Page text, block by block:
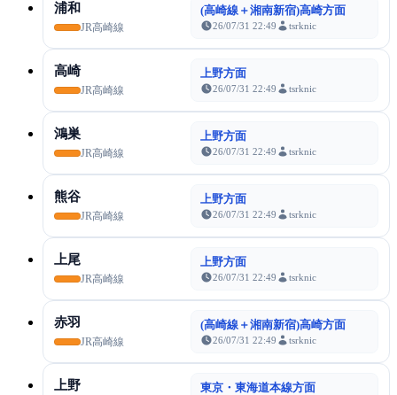
浦和
JR高崎線
(高崎線＋湘南新宿)高崎方面
26/07/31 22:49 tsrknic
高崎
JR高崎線
上野方面
26/07/31 22:49 tsrknic
鴻巣
JR高崎線
上野方面
26/07/31 22:49 tsrknic
熊谷
JR高崎線
上野方面
26/07/31 22:49 tsrknic
上尾
JR高崎線
上野方面
26/07/31 22:49 tsrknic
赤羽
JR高崎線
(高崎線＋湘南新宿)高崎方面
26/07/31 22:49 tsrknic
上野 東京・東海道本線方面